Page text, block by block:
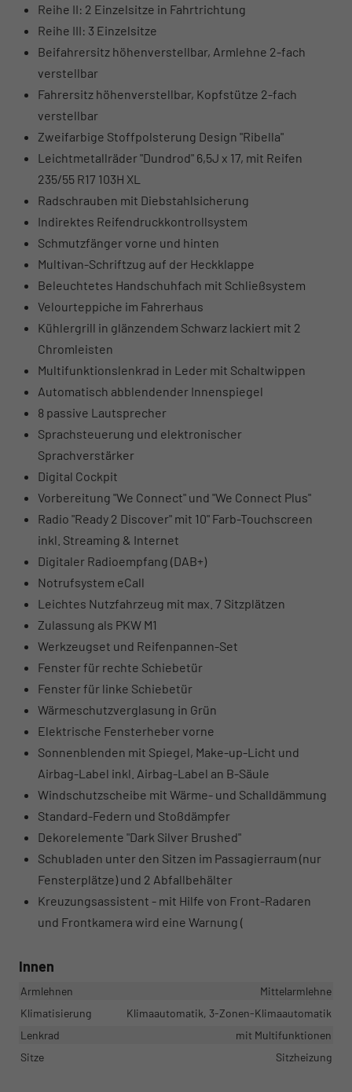
Reihe II: 2 Einzelsitze in Fahrtrichtung
Reihe III: 3 Einzelsitze
Beifahrersitz höhenverstellbar, Armlehne 2-fach
verstellbar
Fahrersitz höhenverstellbar, Kopfstütze 2-fach
verstellbar
Zweifarbige Stoffpolsterung Design "Ribella"
Leichtmetallräder "Dundrod" 6,5J x 17, mit Reifen
235/55 R17 103H XL
Radschrauben mit Diebstahlsicherung
Indirektes Reifendruckkontrollsystem
Schmutzfänger vorne und hinten
Multivan-Schriftzug auf der Heckklappe
Beleuchtetes Handschuhfach mit Schließsystem
Velourteppiche im Fahrerhaus
Kühlergrill in glänzendem Schwarz lackiert mit 2
Chromleisten
Multifunktionslenkrad in Leder mit Schaltwippen
Automatisch abblendender Innenspiegel
8 passive Lautsprecher
Sprachsteuerung und elektronischer
Sprachverstärker
Digital Cockpit
Vorbereitung "We Connect" und "We Connect Plus"
Radio "Ready 2 Discover" mit 10" Farb-Touchscreen
inkl. Streaming & Internet
Digitaler Radioempfang (DAB+)
Notrufsystem eCall
Leichtes Nutzfahrzeug mit max. 7 Sitzplätzen
Zulassung als PKW M1
Werkzeugset und Reifenpannen-Set
Fenster für rechte Schiebetür
Fenster für linke Schiebetür
Wärmeschutzverglasung in Grün
Elektrische Fensterheber vorne
Sonnenblenden mit Spiegel, Make-up-Licht und
Airbag-Label inkl. Airbag-Label an B-Säule
Windschutzscheibe mit Wärme- und Schalldämmung
Standard-Federn und Stoßdämpfer
Dekorelemente "Dark Silver Brushed"
Schubladen unter den Sitzen im Passagierraum (nur
Fensterplätze) und 2 Abfallbehälter
Kreuzungsassistent - mit Hilfe von Front-Radaren
und Frontkamera wird eine Warnung (
Innen
Armlehnen
Mittelarmlehne
Klimatisierung
Klimaautomatik, 3-Zonen-Klimaautomatik
Lenkrad
mit Multifunktionen
Sitze
Sitzheizung